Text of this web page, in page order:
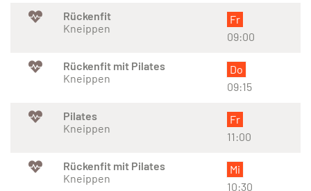
Rückenfit
Kneippen
Fr
09:00
Rückenfit mit Pilates
Kneippen
Do
09:15
Pilates
Kneippen
Fr
11:00
Rückenfit mit Pilates
Kneippen
Mi
10:30